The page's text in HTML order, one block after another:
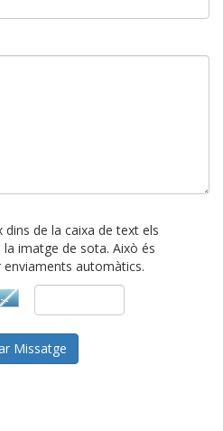
dins de la caixa de text els
imatge de sota. Això és
automàtics.
Missatge